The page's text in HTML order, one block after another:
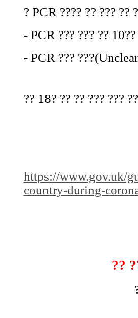
? PCR ???? ?? ??? ??
- PCR ??? ??? ?? 10??
- PCR ???
?? 18? ?? ?? ??? ???
https://www.gov.uk/
country-during-
??